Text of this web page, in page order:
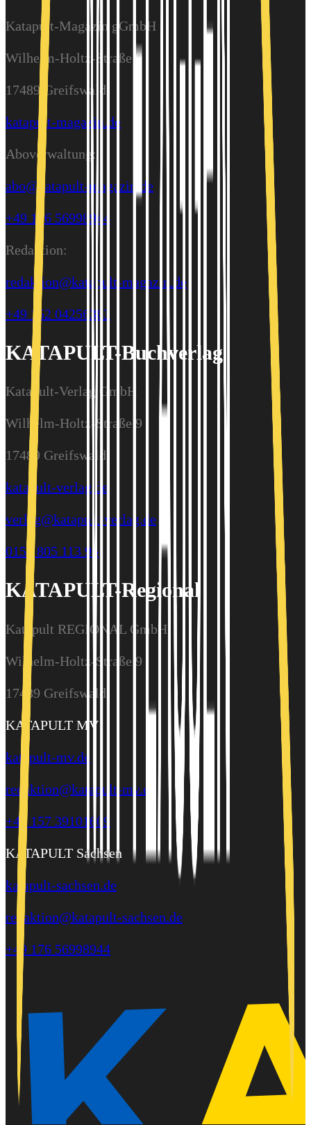
Katapult-Magazin gGmbH
Wilhelm-Holtz-Straße 9
17489 Greifswald
katapult-magazin.de
Aboverwaltung:
abo@katapult-magazin.de
+49 176 56998944
Redaktion:
redaktion@katapult-magazin.de
+49 152 04256363
KATAPULT-Buchverlag
Katapult-Verlag GmbH
Wilhelm-Holtz-Straße 9
17489 Greifswald
katapult-verlag.de
verlag@katapult-verlag.de
0157 805 113 95
KATAPULT-Regional
Katapult REGIONAL GmbH
Wilhelm-Holtz-Straße 9
17489 Greifswald
KATAPULT MV
katapult-mv.de
redaktion@katapult-mv.de
+49 157 39101609
KATAPULT Sachsen
katapult-sachsen.de
redaktion@katapult-sachsen.de
+49 176 56998944